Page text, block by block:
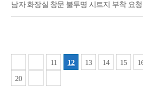
남자 화장실 창문 불투명 시트지 부착 요청
11 12 13 14 15
20